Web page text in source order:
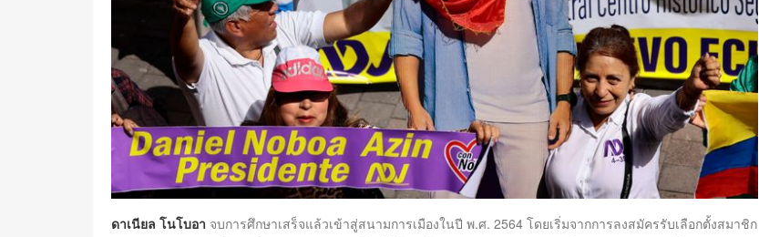
ดาเนียล โนโบอา จบการศึกษาเสร็จแล้วเข้าสู่สนามการเมืองในปี พ.ศ. 2564 โดยเริ่มจากการลงสมัครรับเลือกตั้งสมาชิก